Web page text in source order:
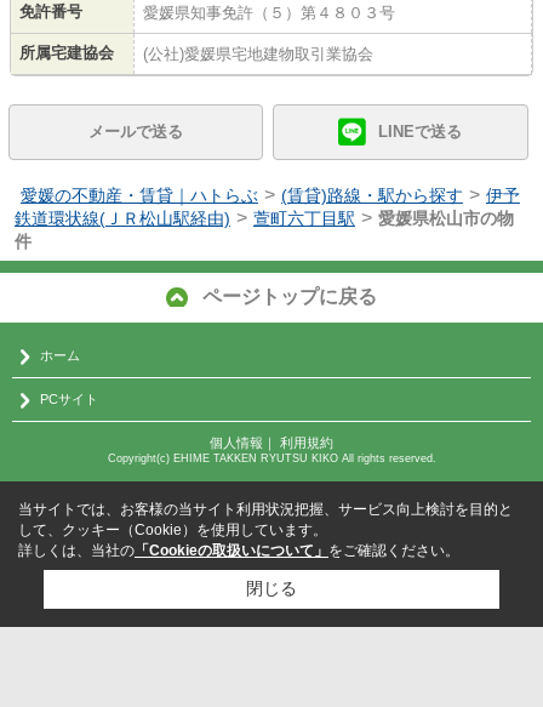
免許番号 愛媛県知事免許（５）第４８０３号
所属宅建協会 (公社)愛媛県宅地建物取引業協会
メールで送る LINEで送る
愛媛の不動産・賃貸｜ハトらぶ > (賃貸)路線・駅から探す > 伊予
鉄道環状線(ＪＲ松山駅経由) > 萱町六丁目駅 > 愛媛県松山市の物
件
ページトップに戻る
ホーム
PCサイト
個人情報 ｜ 利用規約
Copyright(c) EHIME TAKKEN RYUTSU KIKO All rights reserved.
当サイトでは、お客様の当サイト利用状況把握、サービス向上検討を目的と
して、クッキー（Cookie）を使用しています。
詳しくは、当社の 「Cookieの取扱いについて」 をご確認ください。
閉じる